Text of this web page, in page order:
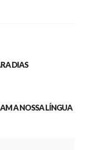
DIAS
A NOSSA LÍNGUA